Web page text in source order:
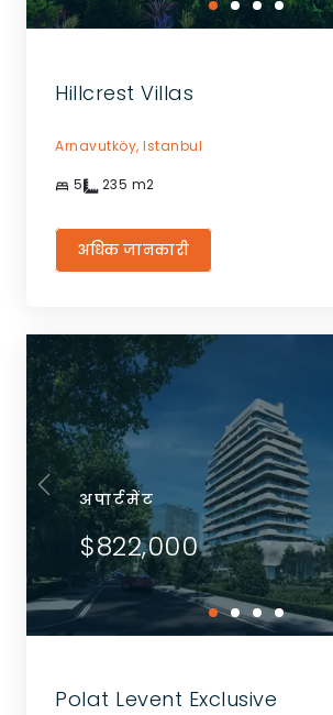
Hillcrest Villas
Arnavutköy, Istanbul
5 235 m2
अधिक जानकारी
अपार्टमेंट
$822,000
Polat Levent Exclusive